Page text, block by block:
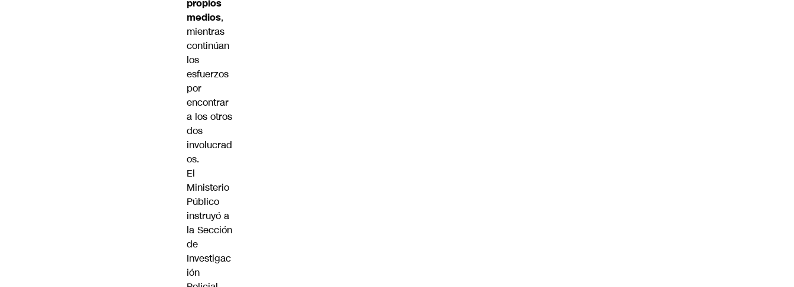
propios
medios,
mientras
continúan
los
esfuerzos
por
encontrar
a los otros
dos
involucrad
os.
El
Ministerio
Público
instruyó a
la Sección
de
Investigac
ión